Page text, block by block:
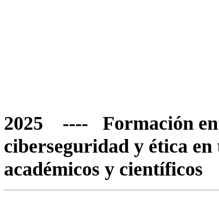
2025 ---- Formación en
ciberseguridad y ética
académicos y científicos